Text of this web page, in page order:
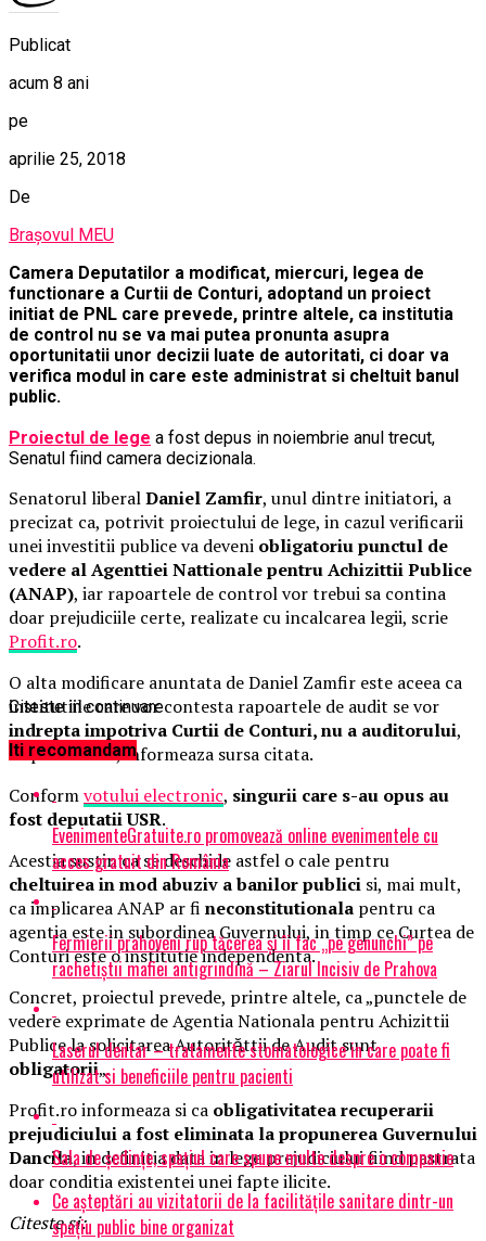
Publicat
acum 8 ani
pe
aprilie 25, 2018
De
Brașovul MEU
Camera Deputatilor a modificat, miercuri, legea de
functionare a Curtii de Conturi, adoptand un proiect
initiat de PNL care prevede, printre altele, ca institutia
de control nu se va mai putea pronunta asupra
oportunitatii unor decizii luate de autoritati, ci doar va
verifica modul in care este administrat si cheltuit banul
public.
Proiectul de lege a fost depus in noiembrie anul trecut,
Senatul fiind camera decizionala.
Senatorul liberalDaniel Zamfir, unul dintre initiatori, a
precizat ca, potrivit proiectului de lege, in cazul verificarii
unei investitii publice va deveni obligatoriu punctul de
vedere al Agenttiei Nattionale pentru Achizittii Publice
(ANAP), iar rapoartele de control vor trebui sa contina
doar prejudiciile certe, realizate cu incalcarea legii, scrie
Profit.ro.
O alta modificare anuntata de Daniel Zamfir este aceea ca
institutiile care vor contesta rapoartele de audit se vor
indrepta impotriva Curtii de Conturi, nu a auditorului,
ca pana acum, informeaza sursa citata.
Conformvotului electronic, singurii care s-au opus au
fost deputatii USR.
Acestia sustin ca se deschide astfel o cale pentru
cheltuirea in mod abuziv a banilor publici si, mai mult,
ca implicarea ANAP ar fi neconstitutionala pentru ca
agentia este in subordinea Guvernului, in timp ce Curtea de
Conturi este o institutie independenta.
Concret, proiectul prevede, printre altele, ca „punctele de
vedere exprimate de Agentia Nationala pentru Achizittii
Publice la solicitarea Autorităttii de Audit sunt
obligatorii„.
Profit.ro informeaza si ca obligativitatea recuperarii
prejudiciului a fost eliminata la propunerea Guvernului
Dancila, in definitia data in lege prejudiciului fiind pastrata
doar conditia existentei unei fapte ilicite.
Citeste si:
Citeste in continuare
Iti recomandam
EvenimenteGratuite.ro promovează online evenimentele cu
acces gratuit din România
Fermierii prahoveni rup tăcerea și îi fac „pe genunchi” pe
rachetiștii mafiei antigrindină – Ziarul Incisiv de Prahova
Laserul dentar – tratamente stomatologice in care poate fi
utilizat si beneficiile pentru pacienti
Sala de ședințe, spațiul care spune multe despre o companie
Ce așteptări au vizitatorii de la facilitățile sanitare dintr-un
spațiu public bine organizat